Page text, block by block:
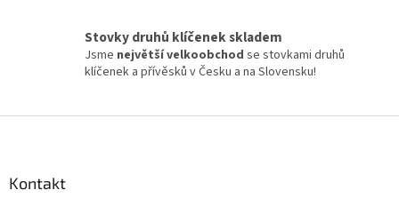
Stovky druhů klíčenek skladem
Jsme největší velkoobchod se stovkami druhů
klíčenek a přívěsků v Česku a na Slovensku!
Kontakt